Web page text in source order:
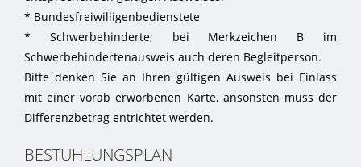
* Bundesfreiwilligenbedienstete
* Schwerbehinderte; bei Merkzeichen B im
Schwerbehindertenausweis auch deren Begleitperson.
Bitte denken Sie an Ihren gültigen Ausweis bei Einlass
mit einer vorab erworbenen Karte, ansonsten muss der
Differenzbetrag entrichtet werden.
BESTUHLUNGSPLAN